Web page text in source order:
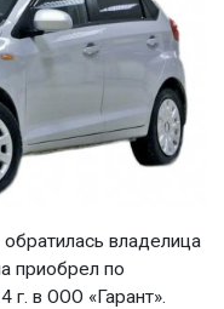
владелица
приобрел по
г. в ООО «Гарант».